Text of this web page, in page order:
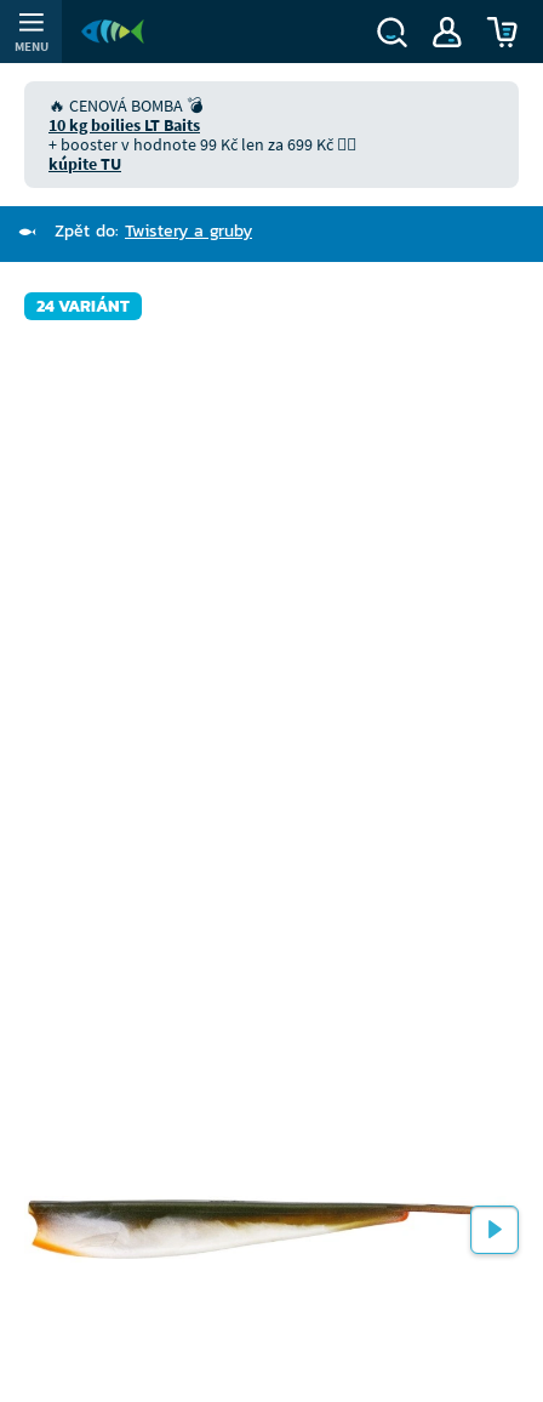
MENU
🔥 CENOVÁ BOMBA 💣
10 kg boilies LT Baits
+ booster v hodnote 99 Kč len za 699 Kč 👉🏻
kúpite TU
Zpět do: Twistery a gruby
24 VARIÁNT